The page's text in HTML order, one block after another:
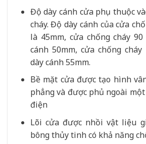
Độ dày cánh cửa phụ thuộc
cháy. Độ dày cánh của cửa
là 45mm, cửa chống cháy
cánh 50mm, cửa chống
dày cánh 55mm.
Bề mặt cửa được tạo hình
phẳng và được phủ ngoài
điện
Lõi cửa được nhồi vật liệu
bông thủy tinh có khả năng